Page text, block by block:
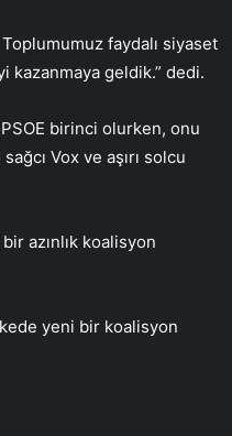
faydalı siyaset
kazanmaya geldik.” dedi.
PSOE birinci olurken, onu
Vox ve aşırı solcu
azınlık koalisyon
yeni bir koalisyon